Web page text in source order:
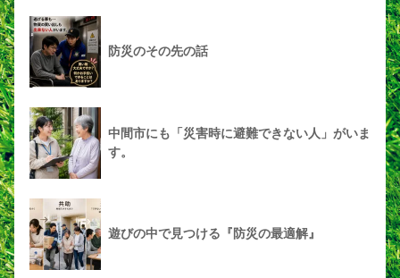
防災のその先の話
中間市にも「災害時に避難できない人」がいま
す。
遊びの中で見つける『防災の最適解』